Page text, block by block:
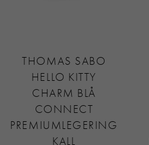
THOMAS SABO
HELLO KITTY
CHARM BLÅ
CONNECT
PREMIUMLEGERING
KALL